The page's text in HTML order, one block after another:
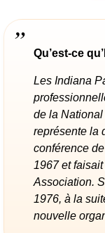
Qu’est-ce
Les Indiana
de la
représente la
conférence
1967 et
Association.
1976, à la
nouvelle